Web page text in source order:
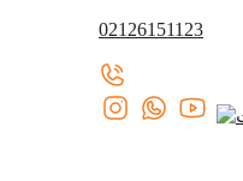
02126151123